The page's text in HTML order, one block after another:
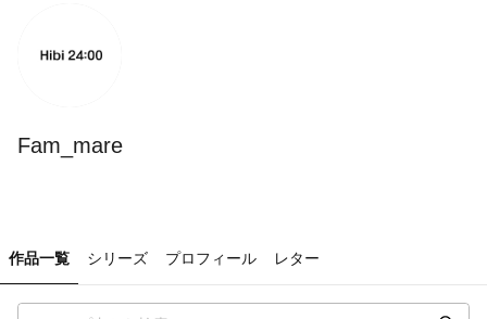
Fam_mare
作品一覧 シリーズ プロフィール レター